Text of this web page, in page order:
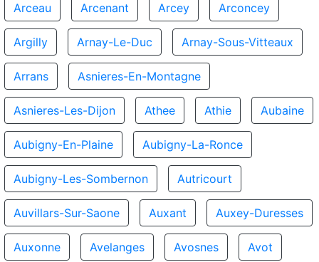
Arceau Arcenant Arcey Arconcey
Argilly Arnay-Le-Duc Arnay-Sous-Vitteaux
Arrans Asnieres-En-Montagne
Asnieres-Les-Dijon Athee Athie Aubaine
Aubigny-En-Plaine Aubigny-La-Ronce
Aubigny-Les-Sombernon Autricourt
Auvillars-Sur-Saone Auxant Auxey-Duresses
Auxonne Avelanges Avosnes Avot